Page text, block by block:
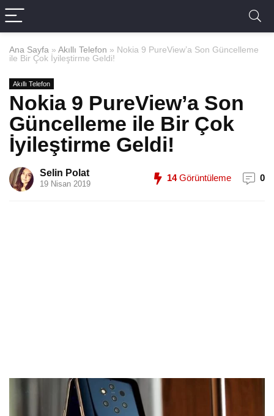
Ana Sayfa » Akıllı Telefon » Nokia 9 PureView’a Son Güncelleme
ile Bir Çok İyileştirme Geldi!
Akıllı Telefon
Nokia 9 PureView’a Son
Güncelleme ile Bir Çok
İyileştirme Geldi!
Selin Polat
19 Nisan 2019
14Görüntüleme 0